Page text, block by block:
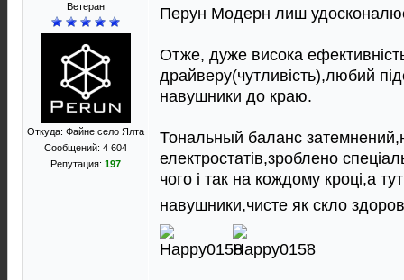
Ветеран
Откуда: Файне село Ялта
Сообщений: 4 604
Репутация: 197
Перун Модерн лиш
Отже, дуже висока
драйверу(чутливiсть),любий
навушники до краю.
Тональный баланс
електростатiв,зроблено
чого i так на кождому кроцi,а
навушники,чисте як скло
.